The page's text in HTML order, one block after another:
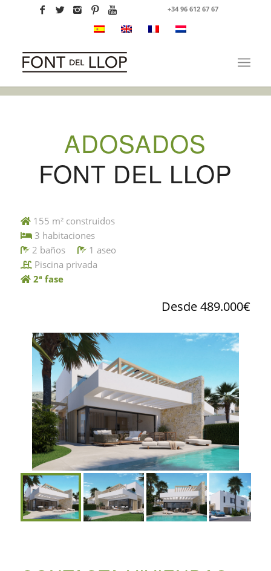
+34 96 612 67 67
ADOSADOS
FONT DEL LLOP
155 m² construidos
3 habitaciones
2 baños
1 aseo
Piscina privada
2ª fase
Desde 489.000€